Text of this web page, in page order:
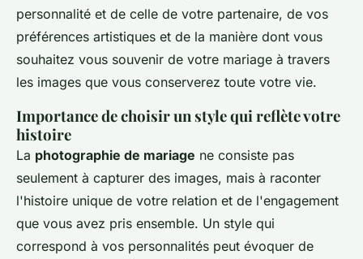
personnalité et de celle de votre partenaire, de vos
préférences artistiques et de la manière dont vous
souhaitez vous souvenir de votre mariage à travers
les images que vous conserverez toute votre vie.
Importance de choisir un style qui reflète votre
histoire
La photographie de mariage ne consiste pas
seulement à capturer des images, mais à raconter
l'histoire unique de votre relation et de l'engagement
que vous avez pris ensemble. Un style qui
correspond à vos personnalités peut évoquer de